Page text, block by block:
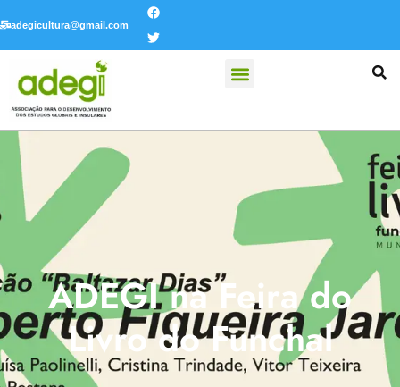
adegicultura@gmail.com
ADEGI na Feira do
Livro do Funchal